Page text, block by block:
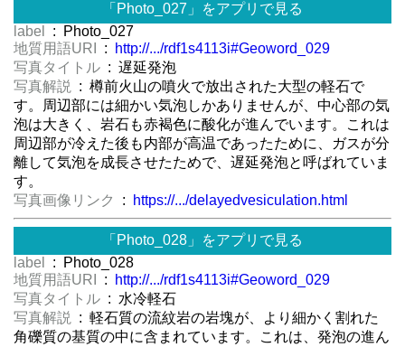
「Photo_027」をアプリで見る
label
: Photo_027
地質用語URI
:
http://.../rdf1s4113i#Geoword_029
写真タイトル : 遅延発泡
写真解説
: 樽前火山の噴火で放出された大型の軽石で
す。周辺部には細かい気泡しかありませんが、中心部の気
泡は大きく、岩石も赤褐色に酸化が進んでいます。これは
周辺部が冷えた後も内部が高温であったために、ガスが分
離して気泡を成長させたためで、遅延発泡と呼ばれていま
す。
写真画像リンク
: https://.../delayedvesiculation.html
「Photo_028」をアプリで見る
label
: Photo_028
地質用語URI
:
http://.../rdf1s4113i#Geoword_029
写真タイトル : 水冷軽石
写真解説
: 軽石質の流紋岩の岩塊が、より細かく割れた
角礫質の基質の中に含まれています。これは、発泡の進ん